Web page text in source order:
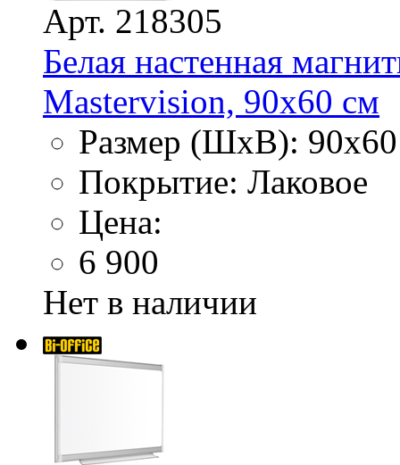
Арт. 218305
Белая настенная
Mastervision, 90х60 см
Размер (ШхВ):
Покрытие: Лаковое
Цена:
6 900
Нет в наличии